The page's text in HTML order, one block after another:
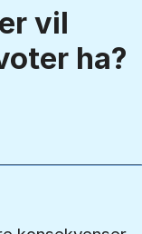
vil
ha?